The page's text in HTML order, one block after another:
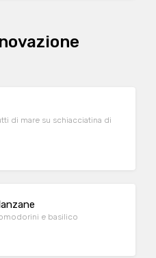
di mare su schiacciatina di
e basilico